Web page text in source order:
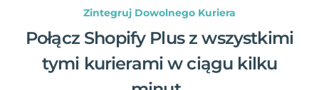
Zintegruj Dowolnego Kuriera
Połącz Shopify Plus z wszystkimi
tymi kurierami w ciągu kilku